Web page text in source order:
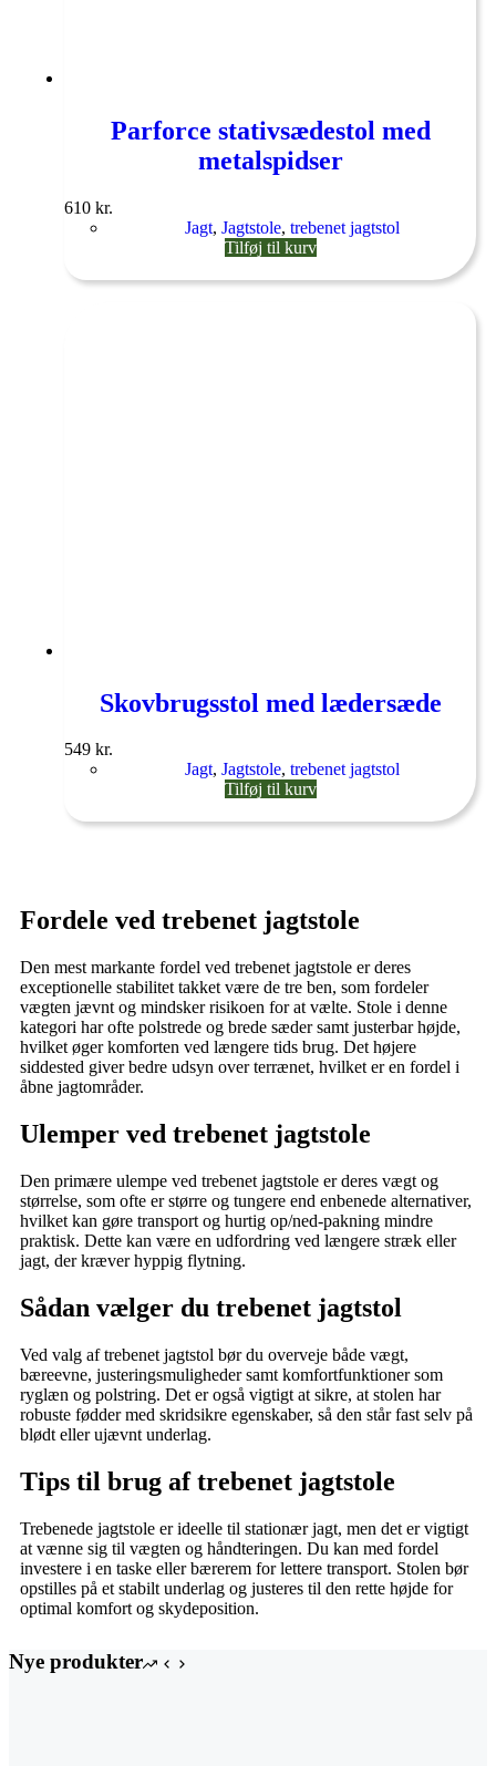
Parforce stativsædestol med
metalspidser
610 kr.
Jagt, Jagtstole, trebenet jagtstol
Tilføj til kurv
Skovbrugsstol med lædersæde
549 kr.
Jagt, Jagtstole, trebenet jagtstol
Tilføj til kurv
Fordele ved trebenet jagtstole
Den mest markante fordel ved trebenet jagtstole er deres
exceptionelle stabilitet takket være de tre ben, som fordeler
vægten jævnt og mindsker risikoen for at vælte. Stole i denne
kategori har ofte polstrede og brede sæder samt justerbar højde,
hvilket øger komforten ved længere tids brug. Det højere
siddested giver bedre udsyn over terrænet, hvilket er en fordel i
åbne jagtområder.
Ulemper ved trebenet jagtstole
Den primære ulempe ved trebenet jagtstole er deres vægt og
størrelse, som ofte er større og tungere end enbenede alternativer,
hvilket kan gøre transport og hurtig op/ned-pakning mindre
praktisk. Dette kan være en udfordring ved længere stræk eller
jagt, der kræver hyppig flytning.​
Sådan vælger du trebenet jagtstol
Ved valg af trebenet jagtstol bør du overveje både vægt,
bæreevne, justeringsmuligheder samt komfortfunktioner som
ryglæn og polstring. Det er også vigtigt at sikre, at stolen har
robuste fødder med skridsikre egenskaber, så den står fast selv på
blødt eller ujævnt underlag.
Tips til brug af trebenet jagtstole
Trebenede jagtstole er ideelle til stationær jagt, men det er vigtigt
at vænne sig til vægten og håndteringen. Du kan med fordel
investere i en taske eller bærerem for lettere transport. Stolen bør
opstilles på et stabilt underlag og justeres til den rette højde for
optimal komfort og skydeposition.
Nye produkter